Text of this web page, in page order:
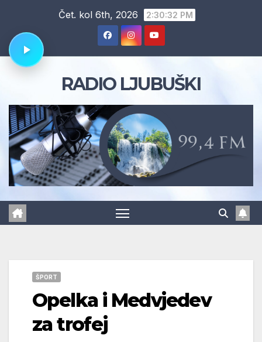
content
Čet. kol 6th, 2026 2:30:33 PM
RADIO LJUBUŠKI
ŠPORT
Opelka i Medvjedev
za trofej